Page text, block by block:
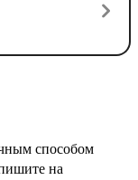
способом
на